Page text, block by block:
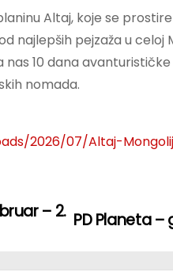
Altaj, koje se
najlepših pejzaža u
10 dana
nomada.
2026/07/Altaj-
PD Planeta –
– 2.